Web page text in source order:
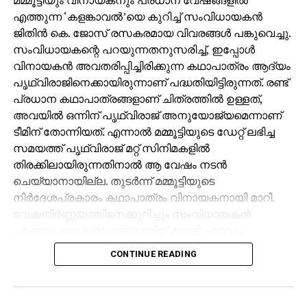
എത്തുന്ന ‘കളങ്കാവല്‍’യെ കുറിച്ച് സംവിധായകന്‍
ജിതിന്‍ കെ. ജോസ് രസകരമായ വിവരങ്ങള്‍ പങ്കുവെച്ചു.
സംവിധായകന്റെ പറയുന്നതനുസരിച്ച്, ഇപ്പോള്‍
വിനായകന്‍ അവതരിപ്പിച്ചിരിക്കുന്ന കഥാപാത്രം ആദ്യം
പൃഥ്വിരാജിനെക്കായിരുന്നാണ് പദ്ധതിയിട്ടിരുന്നത്. രണ്ട്
പ്രധാന കഥാപാത്രങ്ങളാണ് ചിത്രത്തില്‍ ഉള്ളത്,
അവയില്‍ ഒന്നിന് പൃഥ്വിരാജ് അനുയോജ്യമെന്നാണ്
ടീമിന് തോന്നിയത്. എന്നാല്‍ മമ്മൂട്ടിയുടെ ഡേറ്റ് ലഭിച്ച
സമയത്ത് പൃഥ്വിരാജ് മറ്റ് സിനിമകളില്‍
തിരക്കിലായിരുന്നതിനാല്‍ ആ വേഷം നടന്‍
ചെയ്യാനായില്ല. തുടര്‍ന്ന് മമ്മൂട്ടിയുടെ
നിര്‍ദേശപ്രകാരം കഥാപാത്രം വിനായകനായി മാറി.
അനുയോജ്യനാണെന്ന് തോന്നിയതിനാല്‍
എക്‌സിക്യൂട്ടീവ് പ്രൊഡ്യൂസര്‍ വിവേക് ദാമോദരന്‍
CONTINUE READING